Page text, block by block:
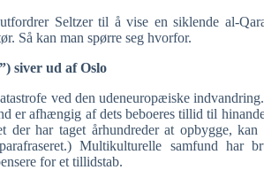
Seltzer til å vise en siklende al-
Så kan man spørre seg hvorfor.
siver ud af Oslo
ved den udeneuropæiske
er afhængig af dets beboeres tillid til
der har taget århundreder at opbygge,
parafraseret.) Multikulturelle samfund
for et tillidstab.